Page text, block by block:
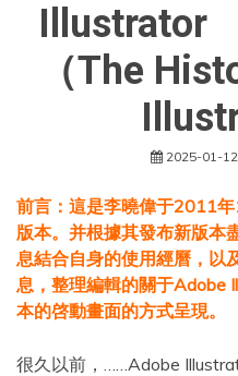
Illustrator
（The
2025-01-12
前言：這是李曉偉于2011
版本。并根據其發布新版本
息結合自身的使用經曆，以
息，整理編輯的關于Adobe
本的啓動畫面的方式呈現。
很久以前，……Adobe